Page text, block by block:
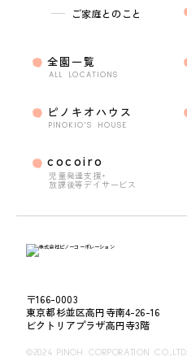
〒166-0003
東京都杉並区高円寺南4-26-16
ビクトリアプラザ高円寺3階
©2024 PINOH CORPORATION CO.,LTD.
ご家庭とのこと
全園一覧
ALL LOCATIONS
ピノキオハウス
PINOKIO'S HOUSE
cocoiro
児童発達支援・
放課後等デイサービス